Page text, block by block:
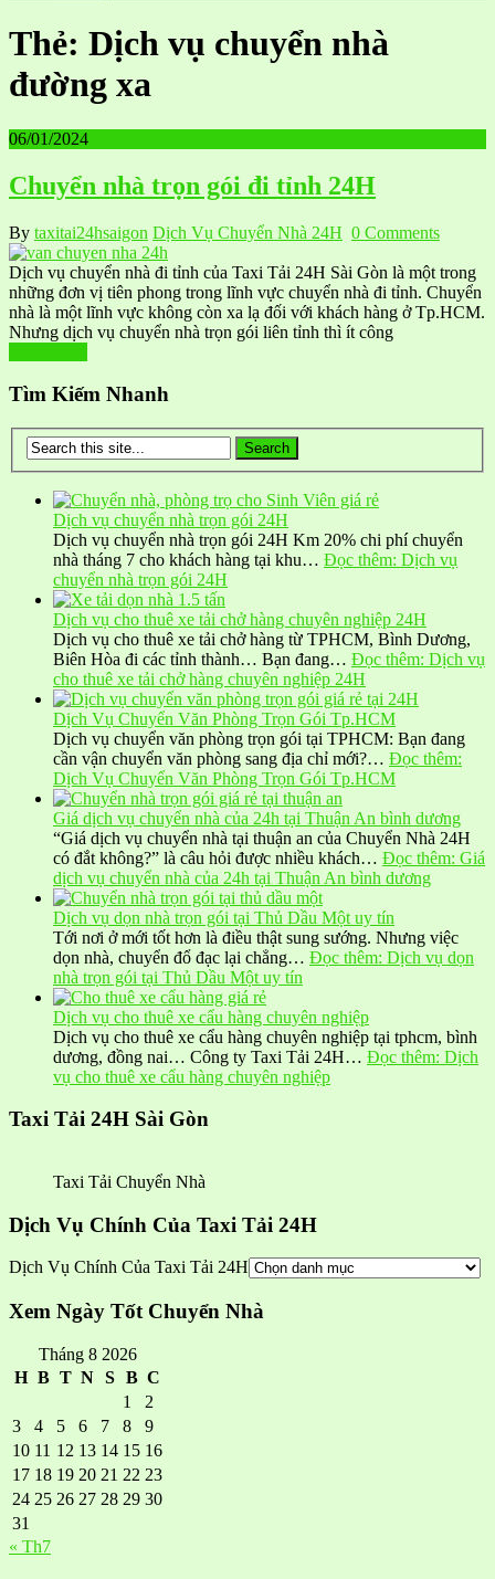
Thẻ: Dịch vụ chuyển nhà
đường xa
06/01/2024
Chuyển nhà trọn gói đi tỉnh 24H
By taxitai24hsaigon Dịch Vụ Chuyển Nhà 24H 0 Comments
Dịch vụ chuyển nhà đi tỉnh của Taxi Tải 24H Sài Gòn là một trong
những đơn vị tiên phong trong lĩnh vực chuyển nhà đi tỉnh. Chuyển
nhà là một lĩnh vực không còn xa lạ đối với khách hàng ở Tp.HCM.
Nhưng dịch vụ chuyển nhà trọn gói liên tỉnh thì ít công
Tìm Kiếm Nhanh
Dịch vụ chuyển nhà trọn gói 24H
Dịch vụ chuyển nhà trọn gói 24H Km 20% chi phí chuyển
nhà tháng 7 cho khách hàng tại khu… Đọc thêm: Dịch vụ
chuyển nhà trọn gói 24H
Dịch vụ cho thuê xe tải chở hàng chuyên nghiệp 24H
Dịch vụ cho thuê xe tải chở hàng từ TPHCM, Bình Dương,
Biên Hòa đi các tỉnh thành… Bạn đang… Đọc thêm: Dịch vụ
cho thuê xe tải chở hàng chuyên nghiệp 24H
Dịch Vụ Chuyển Văn Phòng Trọn Gói Tp.HCM
Dịch vụ chuyển văn phòng trọn gói tại TPHCM: Bạn đang
cần vận chuyển văn phòng sang địa chỉ mới?… Đọc thêm:
Dịch Vụ Chuyển Văn Phòng Trọn Gói Tp.HCM
Giá dịch vụ chuyển nhà của 24h tại Thuận An bình dương
“Giá dịch vụ chuyển nhà tại thuận an của Chuyển Nhà 24H
có đắt không?” là câu hỏi được nhiều khách… Đọc thêm: Giá
dịch vụ chuyển nhà của 24h tại Thuận An bình dương
Dịch vụ dọn nhà trọn gói tại Thủ Dầu Một uy tín
Tới nơi ở mới tốt hơn là điều thật sung sướng. Nhưng việc
dọn nhà, chuyển đổ đạc lại chẳng… Đọc thêm: Dịch vụ dọn
nhà trọn gói tại Thủ Dầu Một uy tín
Dịch vụ cho thuê xe cẩu hàng chuyên nghiệp
Dịch vụ cho thuê xe cẩu hàng chuyên nghiệp tại tphcm, bình
dương, đồng nai… Công ty Taxi Tải 24H… Đọc thêm: Dịch
vụ cho thuê xe cẩu hàng chuyên nghiệp
Taxi Tải 24H Sài Gòn
Taxi Tải Chuyển Nhà
Dịch Vụ Chính Của Taxi Tải 24H
Dịch Vụ Chính Của Taxi Tải 24H
Xem Ngày Tốt Chuyển Nhà
Tháng 8 2026
H B T N S B C
1
2
3
4 5 6 7 8
9
10 11 12 13 14 15 16
17 18 19 20 21 22 23
24 25 26 27 28 29 30
31
« Th7